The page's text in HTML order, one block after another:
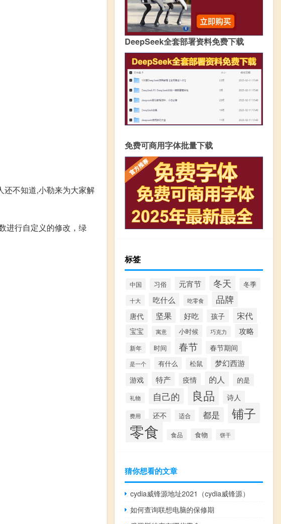
还不知道,小勒来为大家解
进行自定义的修改，绿
DeepSeek全套部署资料免费下载
免费可商用字体批量下载
标签
中国 习俗 元宵节 冬天 冬季
十大 吃什么 吃零食 品牌
唐代 坚果 好吃 孩子 宋代
宝宝 寓意 小时候 巧克力 攻略
新年 时间 春节 春节期间
是一个 有什么 松鼠 梦幻西游
游戏 特产 疫情 的人 的是
礼物 自己的 良品 诗人
费用 还不 适合 都是 铺子
零食 食品 食物 饼干
猜你想看的文章
cydia威锋源地址2021（cydia威锋源）
如何查询联想电脑的保修期